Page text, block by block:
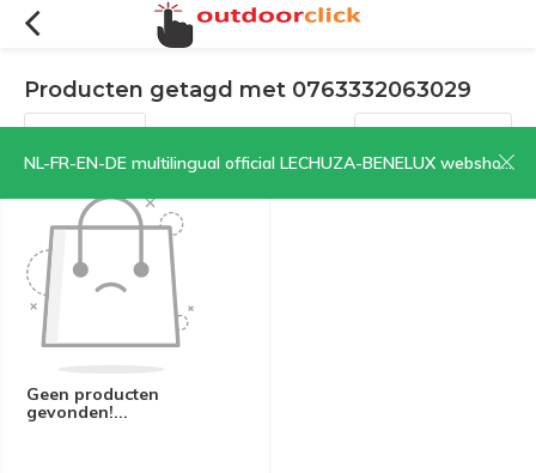
NL-FR-EN-DE multilingual official LECHUZA-BENELUX webshop | CLICK HERE NOW!
Producten getagd met 0763332063029
Filters Sorteren op:
Geen producten
gevonden!...